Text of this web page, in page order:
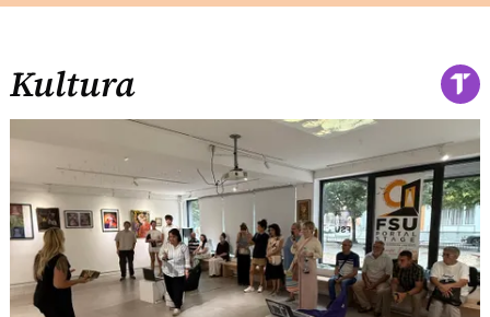
Kultura